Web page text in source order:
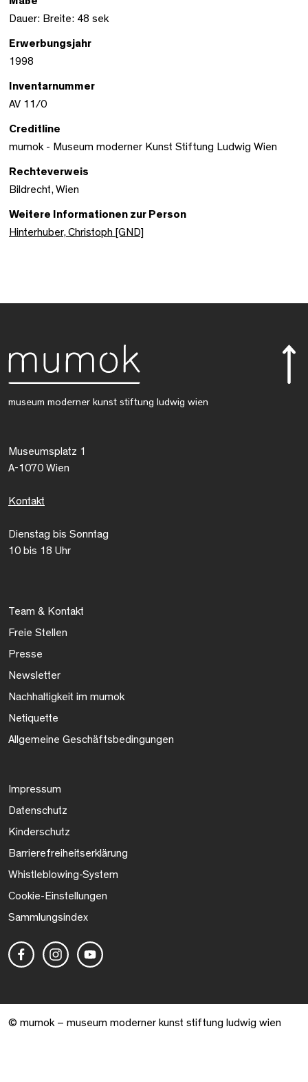
Dauer: Breite: 48 sek
Erwerbungsjahr
1998
Inventarnummer
AV 11/0
Creditline
mumok - Museum moderner Kunst Stiftung Ludwig Wien
Rechteverweis
Bildrecht, Wien
Weitere Informationen zur Person
Hinterhuber, Christoph [GND]
museum moderner kunst stiftung ludwig wien
Museumsplatz 1
A-1070 Wien
Kontakt
Dienstag bis Sonntag
10 bis 18 Uhr
Team & Kontakt
Freie Stellen
Presse
Newsletter
Nachhaltigkeit im mumok
Netiquette
Allgemeine Geschäftsbedingungen
Impressum
Datenschutz
Kinderschutz
Barrierefreiheitserklärung
Whistleblowing-System
Cookie-Einstellungen
Sammlungsindex
© mumok – museum moderner kunst stiftung ludwig wien